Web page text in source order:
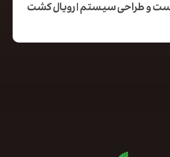
و طراحی سیستم | رویال کشت